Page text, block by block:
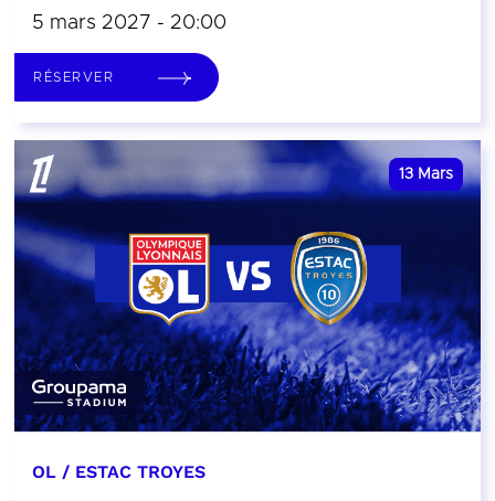
5 mars 2027 - 20:00
RÉSERVER
13 Mars
OL / ESTAC TROYES